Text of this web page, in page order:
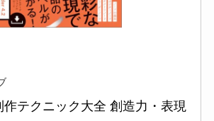
作テクニック大全 創造力・表現